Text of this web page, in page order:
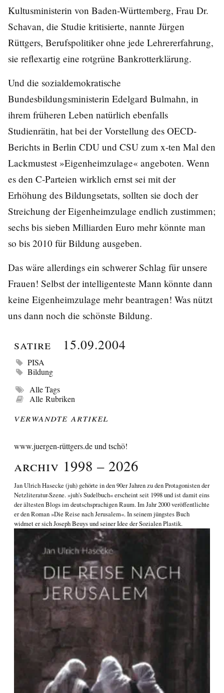
Kultusministerin von Baden-Württemberg, Frau Dr.
Schavan, die Studie kritisierte, nannte Jürgen
Rüttgers, Berufspolitiker ohne jede Lehrererfahrung,
sie reflexartig eine rotgrüne Bankrotterklärung.
Und die sozialdemokratische
Bundesbildungsministerin Edelgard Bulmahn, in
ihrem früheren Leben natürlich ebenfalls
Studienrätin, hat bei der Vorstellung des OECD-
Berichts in Berlin CDU und CSU zum x-ten Mal den
Lackmustest »Eigenheimzulage« angeboten. Wenn
es den C-Parteien wirklich ernst sei mit der
Erhöhung des Bildungsetats, sollten sie doch der
Streichung der Eigenheimzulage endlich zustimmen;
sechs bis sieben Milliarden Euro mehr könnte man
so bis 2010 für Bildung ausgeben.
Das wäre allerdings ein schwerer Schlag für unsere
Frauen! Selbst der intelligenteste Mann könnte dann
keine Eigenheimzulage mehr beantragen! Was nützt
uns dann noch die schönste Bildung.
Satire 15.09.2004
PISA
Bildung
Alle Tags
Alle Rubriken
Verwandte Artikel
www.juergen-rüttgers.de und tschö!
Archiv 1998 – 2026
Jan Ulrich Hasecke (juh) gehörte in den 90er Jahren zu den Protagonisten der
Netzliteratur-Szene. »juh's Sudelbuch« erscheint seit 1998 und ist damit eins
der ältesten Blogs im deutschsprachigen Raum. Im Jahr 2000 veröffentlichte
er den Roman»Die Reise nach Jerusalem«. In seinem jüngstes Buch
widmet er sichJoseph Beuys und seiner Idee der Sozialen Plastik.